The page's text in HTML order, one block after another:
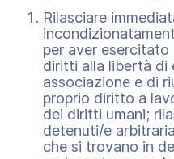
Rilasciare
per aver
diritti alla libertà di
associazione e di
proprio diritto a
dei diritti umani;
detenuti/e
che si trovano in